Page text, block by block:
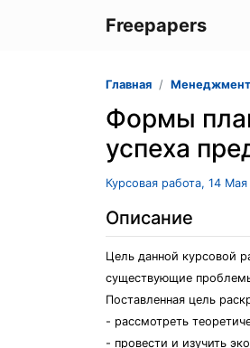
Freepapers
Главная Менеджмент
Формы
успеха
Курсовая работа, 14
Описание
Цель данной курсовой
существующие
Поставленная цель
- рассмотреть
- провести и изучить